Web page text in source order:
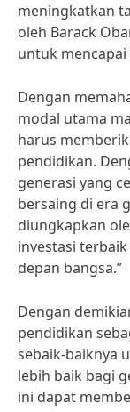
meningkatkan
oleh Barack
untuk
Dengan
modal utama
harus
pendidikan.
generasi yang
bersaing di era
diungkapkan
investasi
depan bangsa.”
Dengan
pendidikan
sebaik-baiknya
lebih baik bagi
ini dapat